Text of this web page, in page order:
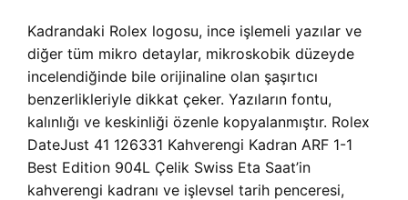
Kadrandaki Rolex logosu, ince işlemeli yazılar ve
diğer tüm mikro detaylar, mikroskobik düzeyde
incelendiğinde bile orijinaline olan şaşırtıcı
benzerlikleriyle dikkat çeker. Yazıların fontu,
kalınlığı ve keskinliği özenle kopyalanmıştır. Rolex
DateJust 41 126331 Kahverengi Kadran ARF 1-1
Best Edition 904L Çelik Swiss Eta Saat’in
kahverengi kadranı ve işlevsel tarih penceresi,